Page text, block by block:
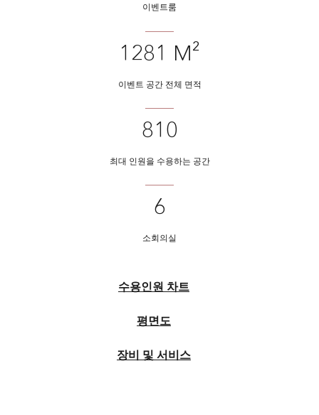
이벤트룸
1281 M²
이벤트 공간 전체 면적
810
최대 인원을 수용하는 공간
6
소회의실
수용인원 차트
평면도
장비 및 서비스